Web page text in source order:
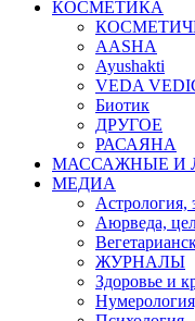
КОСМЕТИКА
AASHA
Ayushakti
VEDA
Биотик
ДРУГОЕ
РАСАЯНА
МАССАЖНЫЕ И
МЕДИА
Астрология,
Аюрведа,
ЖУРНАЛЫ
Здоровье и